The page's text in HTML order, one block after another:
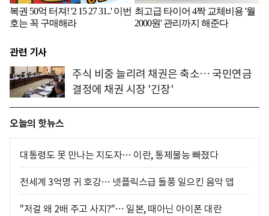
관련 기사
주식 비중 늘리려 채권은 축소… 국민연금
결정에 채권 시장 '긴장'
오늘의 핫뉴스
대통령도 못 만나는 지도자… 이란, 통제불능 빠졌다
전세계 3억명 귀 호강… 넷플릭스급 돌풍 일으킨 음악 앱
"저걸 왜 2배 주고 사지?"… 일본, 때아닌 아이폰 대란